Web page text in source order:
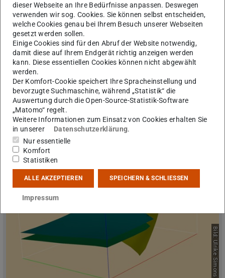
Geoinformationssysteme II
In GIS II werden eigenständig die in GIS I vermittelten
Funktionen in kleinen Projekten angewendet.
Bild: Ulrike Simons
dieser Webseite an Ihre Bedürfnisse anpassen. Deswegen
verwenden wir sog. Cookies. Sie können selbst entscheiden,
welche Cookies genau bei Ihrem Besuch unserer Webseiten
gesetzt werden sollen.
Einige Cookies sind für den Abruf der Website notwendig,
damit diese auf Ihrem Endgerät richtig anzeigen werden
kann. Diese essentiellen Cookies können nicht abgewählt
werden.
Der Komfort-Cookie speichert Ihre Spracheinstellung und
bevorzugte Suchmaschine, während „Statistik“ die
Auswertung durch die Open-Source-Statistik-Software
„Matomo“ regelt.
Weitere Informationen zum Einsatz von Cookies erhalten Sie
in unserer
Datenschutzerklärung.
Nur essentielle
Komfort
Statistiken
ALLE AKZEPTIEREN SPEICHERN & SCHLIESSEN
Impressum